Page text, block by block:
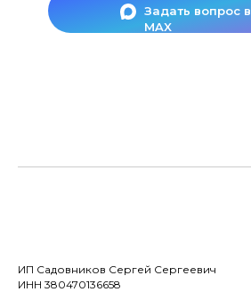
Задать вопрос в
MAX
ИП Садовников Сергей Сергеевич
ИНН 380470136658